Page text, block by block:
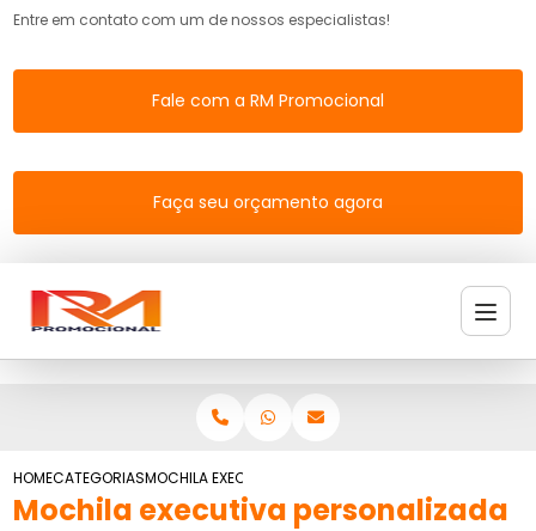
Entre em contato com um de nossos especialistas!
Fale com a RM Promocional
Faça seu orçamento agora
HOMECATEGORIASMOCHILA EXECUTIVA PERSONALIZADA
Mochila executiva personalizada